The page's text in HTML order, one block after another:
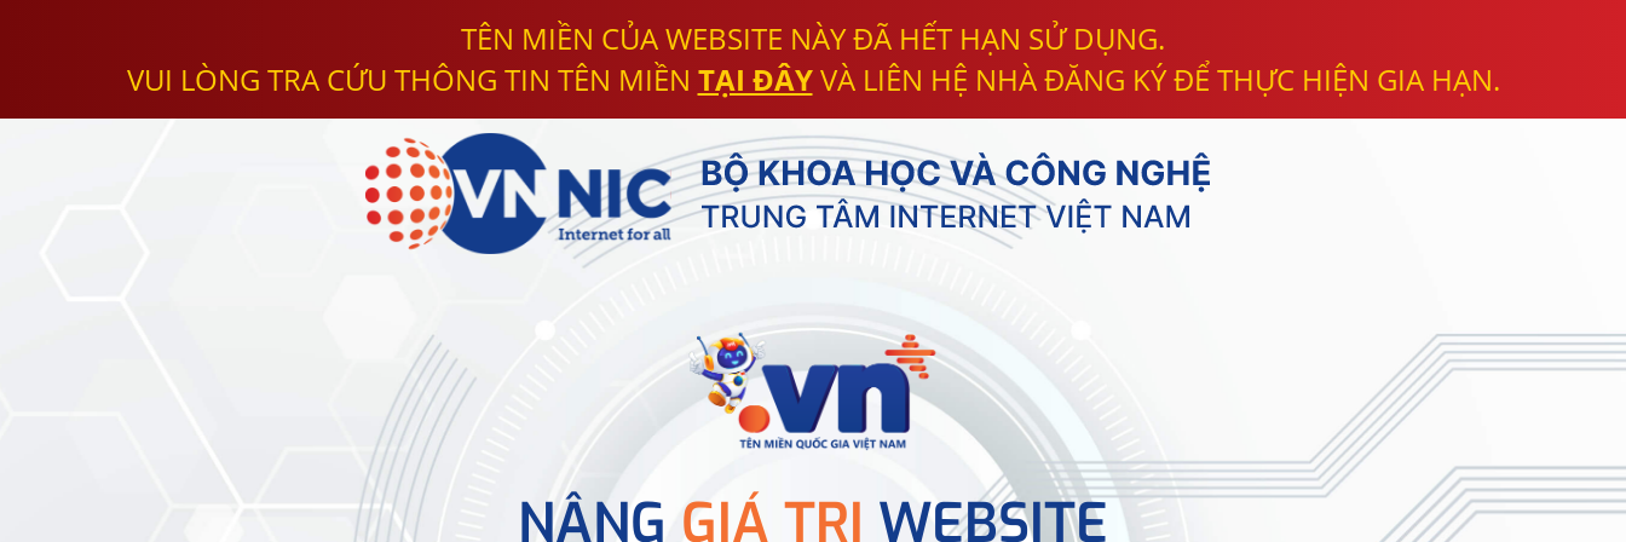
TÊN MIỀN CỦA WEBSITE NÀY ĐÃ HẾT HẠN SỬ DỤNG.
VUI LÒNG TRA CỨU THÔNG TIN TÊN MIỀN TẠI ĐÂYVÀ LIÊN HỆ NHÀ ĐĂNG KÝ ĐỂ THỰC HIỆN GIA HẠN.
NÂNG GIÁ TRỊ WEBSITE